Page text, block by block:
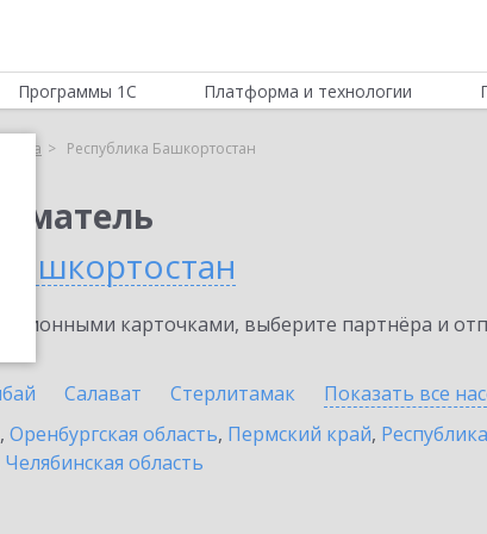
Программы 1С Платформа и технологии
Республика Башкортостан
карточками, выберите партнёра и
Салават Стерлитамак Показать все
, Оренбургская область, Пермский край,
Челябинская область